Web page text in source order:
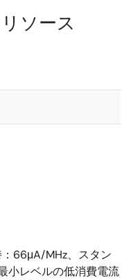
ソース
：66μA/MHz、スタン
小レベルの低消費電流